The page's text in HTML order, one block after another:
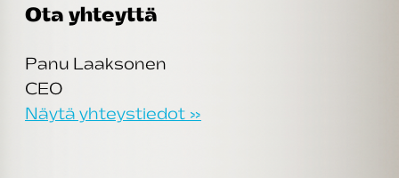
Ota yhteyttä
Panu Laaksonen
CEO
Näytä yhteystiedot »